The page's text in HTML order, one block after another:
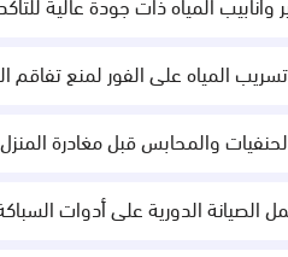
وأنابيب المياه ذات جودة عالية
المياه على الفور لمنع
والمحابس قبل مغادرة
الصيانة الدورية على أدوات